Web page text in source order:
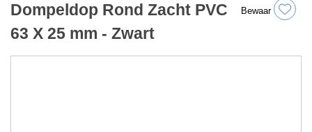
Dompeldop Rond Zacht PVC
63 X 25 mm - Zwart
Bewaar